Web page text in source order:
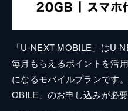
「U-NEXT MOBILE」はU-
毎月もらえるポイントを活
になるモバイルプランです
OBILE」のお申し込みが必要